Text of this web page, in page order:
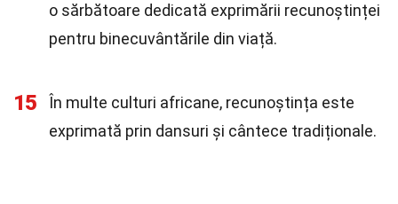
o sărbătoare dedicată exprimării recunoștinței
pentru binecuvântările din viață.
15
În multe culturi africane, recunoștința este
exprimată prin dansuri și cântece tradiționale.